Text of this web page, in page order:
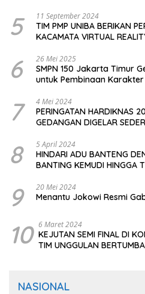
5 11 September 2024
TIM PMP UNIBA BERIKAN
KACAMATA VIRTUAL
6 26 Mei 2025
SMPN 150 Jakarta Timur
untuk Pembinaan Karakter
7 4 Mei 2024
PERINGATAN HARDIKNAS
GEDANGAN DIGELAR
8 5 April 2024
HINDARI ADU BANTENG
BANTING KEMUDI HINGGA
9 20 Mei 2024
Menantu Jokowi Resmi
10 6 Maret 2024
KEJUTAN SEMI FINAL DI
TIM UNGGULAN
NASIONAL